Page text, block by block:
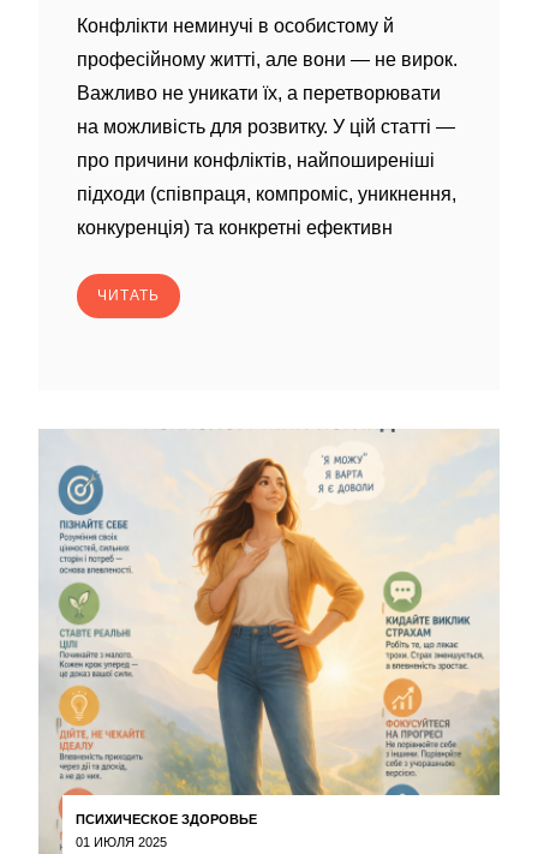
Конфлікти неминучі в особистому й
професійному житті, але вони — не вирок.
Важливо не уникати їх, а перетворювати
на можливість для розвитку. У цій статті —
про причини конфліктів, найпоширеніші
підходи (співпраця, компроміс, уникнення,
конкуренція) та конкретні ефективн
ЧИТАТЬ
ПСИХИЧЕСКОЕ ЗДОРОВЬЕ
01 ИЮЛЯ 2025